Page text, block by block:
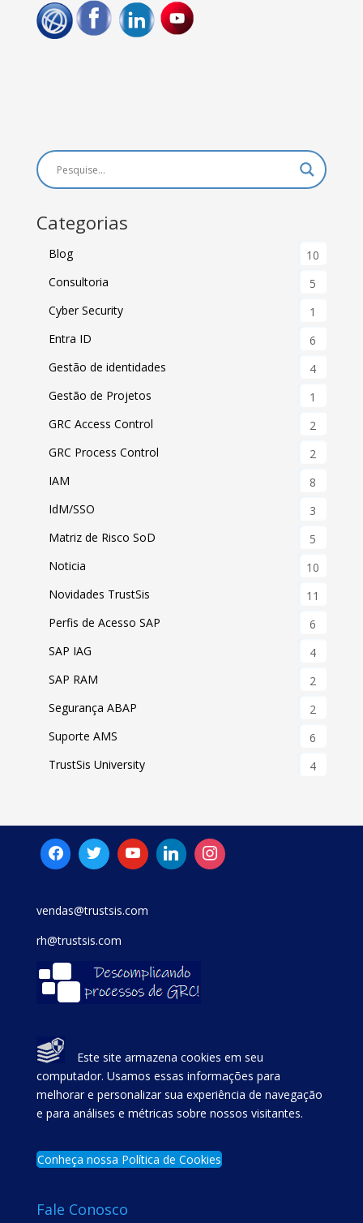
Categorias
Blog
10
Consultoria
5
Cyber Security
1
Entra ID
6
Gestão de identidades
4
Gestão de Projetos
1
GRC Access Control
2
GRC Process Control
2
IAM
8
IdM/SSO
3
Matriz de Risco SoD
5
Noticia
10
Novidades TrustSis
11
Perfis de Acesso SAP
6
SAP IAG
4
SAP RAM
2
Segurança ABAP
2
Suporte AMS
6
TrustSis University
4
vendas@trustsis.com
rh@trustsis.com
Este site armazena cookies em seu
computador. Usamos essas informações para
melhorar e personalizar sua experiência de navegação
e para análises e métricas sobre nossos visitantes.
Conheça nossa Política de Cookies
Fale Conosco